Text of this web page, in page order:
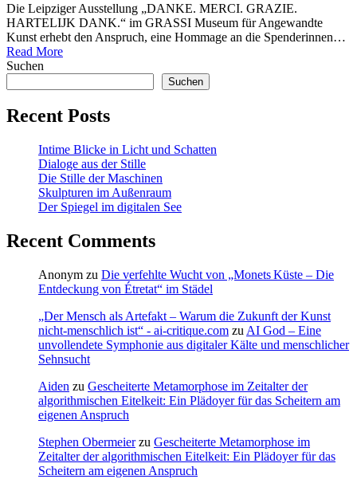
Die Leipziger Ausstellung „DANKE. MERCI. GRAZIE.
HARTELIJK DANK.“ im GRASSI Museum für Angewandte
Kunst erhebt den Anspruch, eine Hommage an die Spenderinnen…
Read More
Suchen
Suchen
Recent Posts
Intime Blicke in Licht und Schatten
Dialoge aus der Stille
Die Stille der Maschinen
Skulpturen im Außenraum
Der Spiegel im digitalen See
Recent Comments
Anonym zu Die verfehlte Wucht von „Monets Küste – Die
Entdeckung von Étretat“ im Städel
„Der Mensch als Artefakt – Warum die Zukunft der Kunst
nicht-menschlich ist“ - ai-critique.com zu AI God – Eine
unvollendete Symphonie aus digitaler Kälte und menschlicher
Sehnsucht
Aiden zu Gescheiterte Metamorphose im Zeitalter der
algorithmischen Eitelkeit: Ein Plädoyer für das Scheitern am
eigenen Anspruch
Stephen Obermeierzu Gescheiterte Metamorphose im
Zeitalter der algorithmischen Eitelkeit: Ein Plädoyer für das
Scheitern am eigenen Anspruch